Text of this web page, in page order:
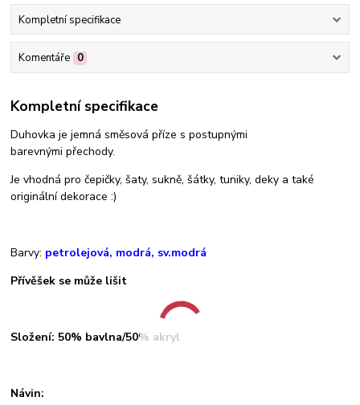
Kompletní specifikace
Komentáře 0
Kompletní specifikace
Duhovka je jemná směsová příze s postupnými
barevnými přechody.
Je vhodná pro čepičky, šaty, sukně, šátky, tuniky, deky a také
originální dekorace :)
Barvy: petrolejová, modrá, sv.modrá
Přívěšek se může lišit
Složení: 50% bavlna/50% akryl
Návin: